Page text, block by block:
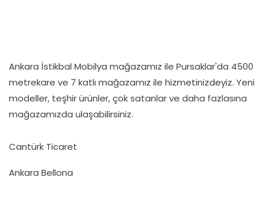
Ankara İstikbal Mobilya mağazamız ile Pursaklar'da 4500
metrekare ve 7 katlı mağazamız ile hizmetinizdeyiz. Yeni
modeller, teşhir ürünler, çok satanlar ve daha fazlasına
mağazamızda ulaşabilirsiniz.
Cantürk Ticaret
Ankara Bellona